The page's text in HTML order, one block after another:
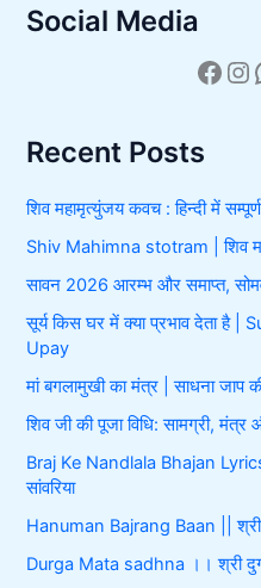
r
r
:
Social Media
Recent Posts
शिव महामृत्युंजय कवच : हिन्दी में
Shiv Mahimna stotram | शिव
सावन 2026 आरम्भ और समाप्त,
सूर्य किस घर में क्या प्रभाव देता है
Upay
मां बगलामुखी का मंत्र | साधना जाप
शिव जी की पूजा विधि: सामग्री, मंत्र
Braj Ke Nandlala Bhajan
सांवरिया
Hanuman Bajrang Baan || श्री
Durga Mata sadhna ।। श्री